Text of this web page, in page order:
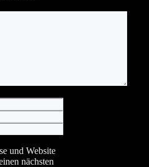
und Website
nächsten